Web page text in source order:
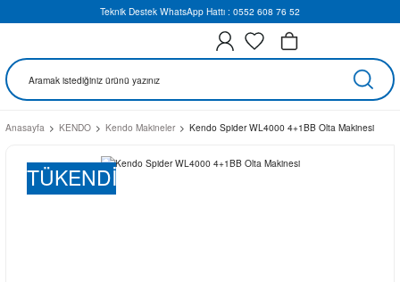
Teknik Destek WhatsApp Hattı : 0552 608 76 52
Anasayfa KENDO Kendo Makineler Kendo Spider WL4000 4+1BB Olta Makinesi
TÜKENDİ